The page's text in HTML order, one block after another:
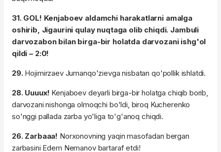
31. GOL! Kenjaboev aldamchi harakatlarni amalga
oshirib, Jigaurini qulay nuqtaga olib chiqdi. Jambuli
darvozabon bilan birga-bir holatda darvozani ishg'ol
qildi – 2:0!
29. Hojimirzaev Jumanqo'zievga nisbatan qo'pollik ishlatdi.
28. Uuuux! Kenjaboev deyarli birga-bir holatga chiqib borib,
darvozani nishonga olmoqchi bo'ldi, biroq Kucherenko
so'nggi pallada zarba yo'liga to'g'anoq chiqdi.
26. Zarbaaa! Norxonovning yaqin masofadan bergan
zarbasini Edem Nemanov bartaraf etdi!